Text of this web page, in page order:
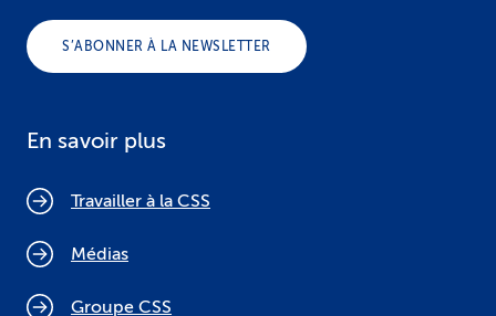
S’ABONNER À LA NEWSLETTER
En savoir plus
Travailler à la CSS
Médias
Groupe CSS